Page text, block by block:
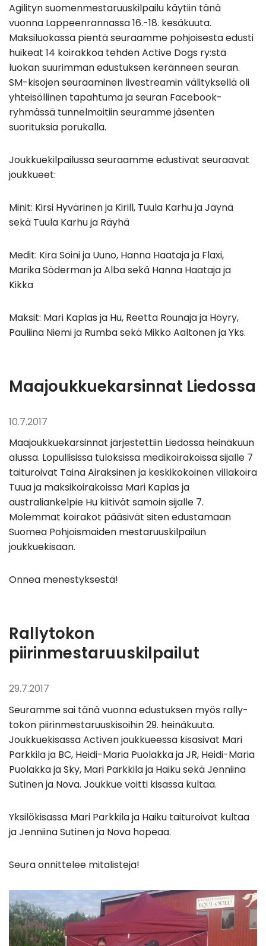
Agilityn suomenmestaruuskilpailu käytiin tänä
vuonna Lappeenrannassa 16.-18. kesäkuuta.
Maksiluokassa pientä seuraamme pohjoisesta edusti
huikeat 14 koirakkoa tehden Active Dogs ry:stä
luokan suurimman edustuksen keränneen seuran.
SM-kisojen seuraaminen livestreamin välityksellä oli
yhteisöllinen tapahtuma ja seuran Facebook-
ryhmässä tunnelmoitiin seuramme jäsenten
suorituksia porukalla.
Joukkuekilpailussa seuraamme edustivat seuraavat
joukkueet:
Minit: Kirsi Hyvärinen ja Kirill, Tuula Karhu ja Jäynä
sekä Tuula Karhu ja Räyhä
Medit: Kira Soini ja Uuno, Hanna Haataja ja Flaxi,
Marika Söderman ja Alba sekä Hanna Haataja ja
Kikka
Maksit: Mari Kaplas ja Hu, Reetta Rounaja ja Höyry,
Pauliina Niemi ja Rumba sekä Mikko Aaltonen ja Yks.
Maajoukkuekarsinnat Liedossa
10.7.2017
Maajoukkuekarsinnat järjestettiin Liedossa heinäkuun
alussa. Lopullisissa tuloksissa medikoirakoissa sijalle 7
taituroivat Taina Airaksinen ja keskikokoinen villakoira
Tuua ja maksikoirakoissa Mari Kaplas ja
australiankelpie Hu kiitivät samoin sijalle 7.
Molemmat koirakot pääsivät siten edustamaan
Suomea Pohjoismaiden mestaruuskilpailun
joukkuekisaan.
Onnea menestyksestä!
Rallytokon
piirinmestaruuskilpailut
29.7.2017
Seuramme sai tänä vuonna edustuksen myös rally-
tokon piirinmestaruuskisoihin 29. heinäkuuta.
Joukkuekisassa Activen joukkueessa kisasivat Mari
Parkkila ja BC, Heidi-Maria Puolakka ja JR, Heidi-Maria
Puolakka ja Sky, Mari Parkkila ja Haiku sekä Jenniina
Sutinen ja Nova. Joukkue voitti kisassa kultaa.
Yksilökisassa Mari Parkkila ja Haiku taituroivat kultaa
ja Jenniina Sutinen ja Nova hopeaa.
Seura onnittelee mitalisteja!